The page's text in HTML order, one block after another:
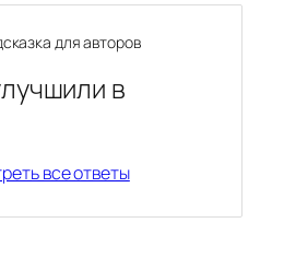
для авторов
в
все ответы